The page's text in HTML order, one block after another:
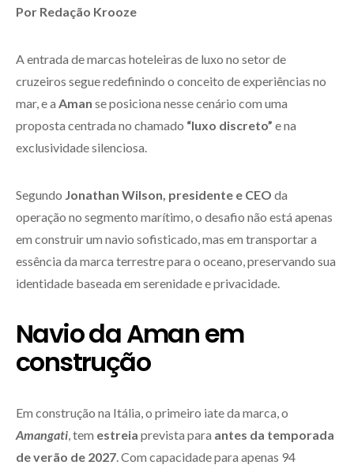
Por Redação Krooze
A entrada de marcas hoteleiras de luxo no setor de
cruzeiros segue redefinindo o conceito de experiências no
mar, e a Aman se posiciona nesse cenário com uma
proposta centrada no chamado “luxo discreto” e na
exclusividade silenciosa.
Segundo Jonathan Wilson, presidente e CEO da
operação no segmento marítimo, o desafio não está apenas
em construir um navio sofisticado, mas em transportar a
essência da marca terrestre para o oceano, preservando sua
identidade baseada em serenidade e privacidade.
Navio da Aman em
construção
Em construção na Itália, o primeiro iate da marca, o
Amangati , tem estreia prevista para antes da temporada
de verão de 2027 . Com capacidade para apenas 94